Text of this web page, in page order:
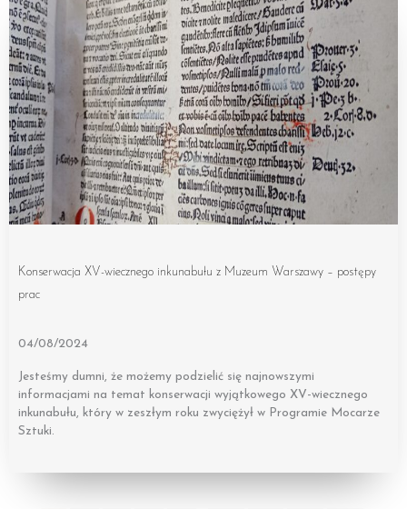
Konserwacja XV-wiecznego inkunabułu z Muzeum Warszawy – postępy
prac
04/08/2024
Jesteśmy dumni, że możemy podzielić się najnowszymi
informacjami na temat konserwacji wyjątkowego XV-wiecznego
inkunabułu, który w zeszłym roku zwyciężył w Programie Mocarze
Sztuki.